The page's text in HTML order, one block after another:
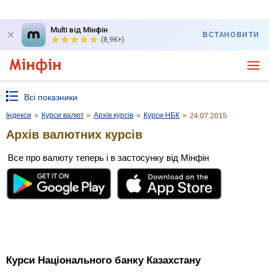
Multi від Мінфін
(8,9K+)
ВСТАНОВИТИ
Всі показники
Індекси » Курси валют » Архів курсів » Курси НБК » 24.07.2015
Архів валютних курсів
Все про валюту теперь і в застосунку від Мінфін
Курси Національного банку Казахстану